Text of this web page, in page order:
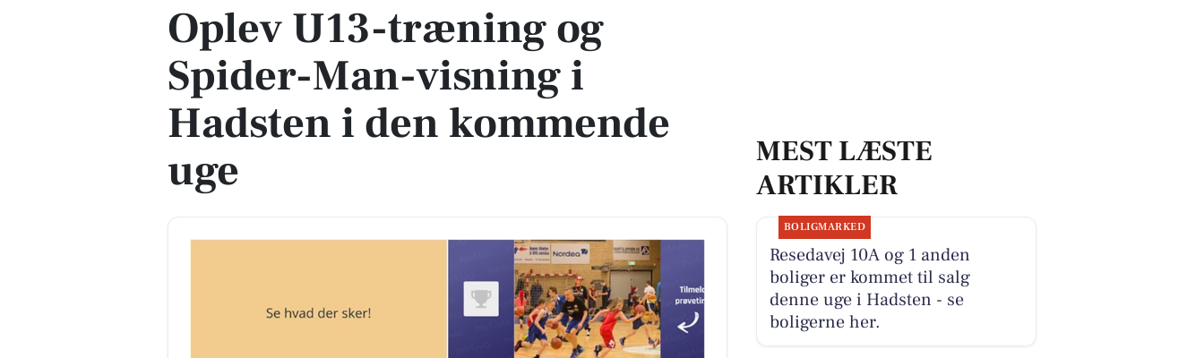
Oplev U13-træning og
Spider-Man-visning i
Hadsten i den kommende
uge
MEST LÆSTE
ARTIKLER
BOLIGMARKED
Resedavej 10A og 1 anden
boliger er kommet til salg
denne uge i Hadsten - se
boligerne her.